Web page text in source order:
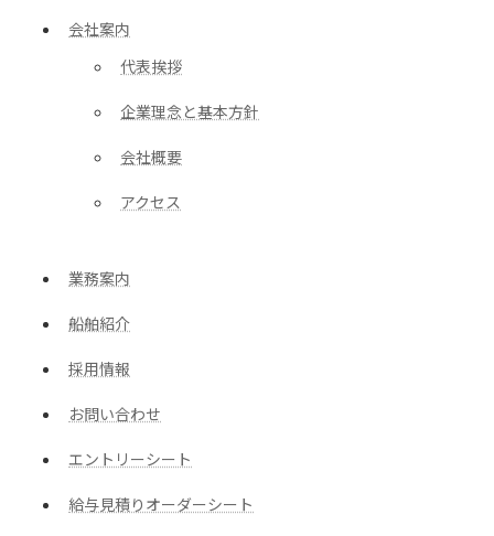
会社案内
代表挨拶
企業理念と基本方針
会社概要
アクセス
業務案内
船舶紹介
採用情報
お問い合わせ
エントリーシート
給与見積りオーダーシート